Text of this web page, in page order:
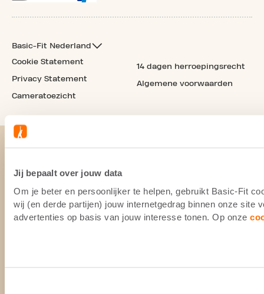
Jij bepaalt over jouw data
Om je beter en persoonlijker te helpen, gebruikt Basic-Fit
wij (en derde partijen) jouw internetgedrag binnen onze site
advertenties op basis van jouw interesse tonen. Op onze
Basic-Fit Nederland
Cookie Statement
Privacy Statement
Cameratoezicht
14 dagen herroepingsrecht
Algemene voorwaarden